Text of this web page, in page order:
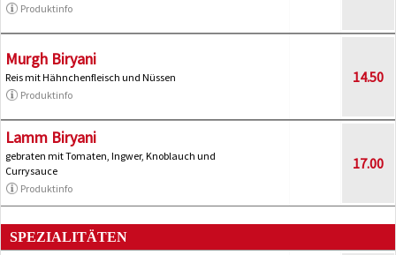
Produktinfo
Murgh Biryani
Reis mit Hähnchenfleisch und Nüssen
Produktinfo
14.50
Lamm Biryani
gebraten mit Tomaten, Ingwer, Knoblauch und
Currysauce
Produktinfo
17.00
SPEZIALITÄTEN